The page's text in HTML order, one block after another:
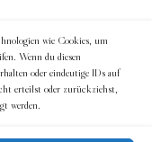
wie Cookies, um
Wenn du diesen
oder eindeutige IDs auf
erteilst oder zurückziehst,
werden.